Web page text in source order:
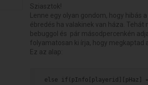
Sziasztok!
Lenne egy olyan gondom, hogy hibás
ébredés ha valakinek van háza.
bebuggol és pár másodpercenkén
folyamatosan ki írja, hogy megkaptad
Ez az alap:
else if(pInfo[playerid][pHaz]